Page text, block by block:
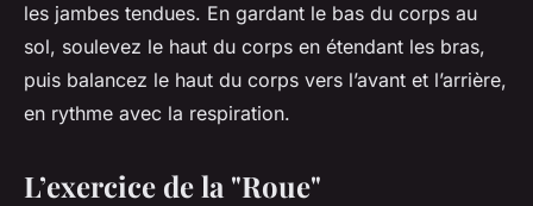
les jambes tendues. En gardant le bas du corps au
sol, soulevez le haut du corps en étendant les bras,
puis balancez le haut du corps vers l’avant et l’arrière,
en rythme avec la respiration.
L’exercice de la "Roue"